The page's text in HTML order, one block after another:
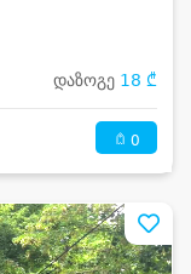
დაზოგე 18 ₾
0